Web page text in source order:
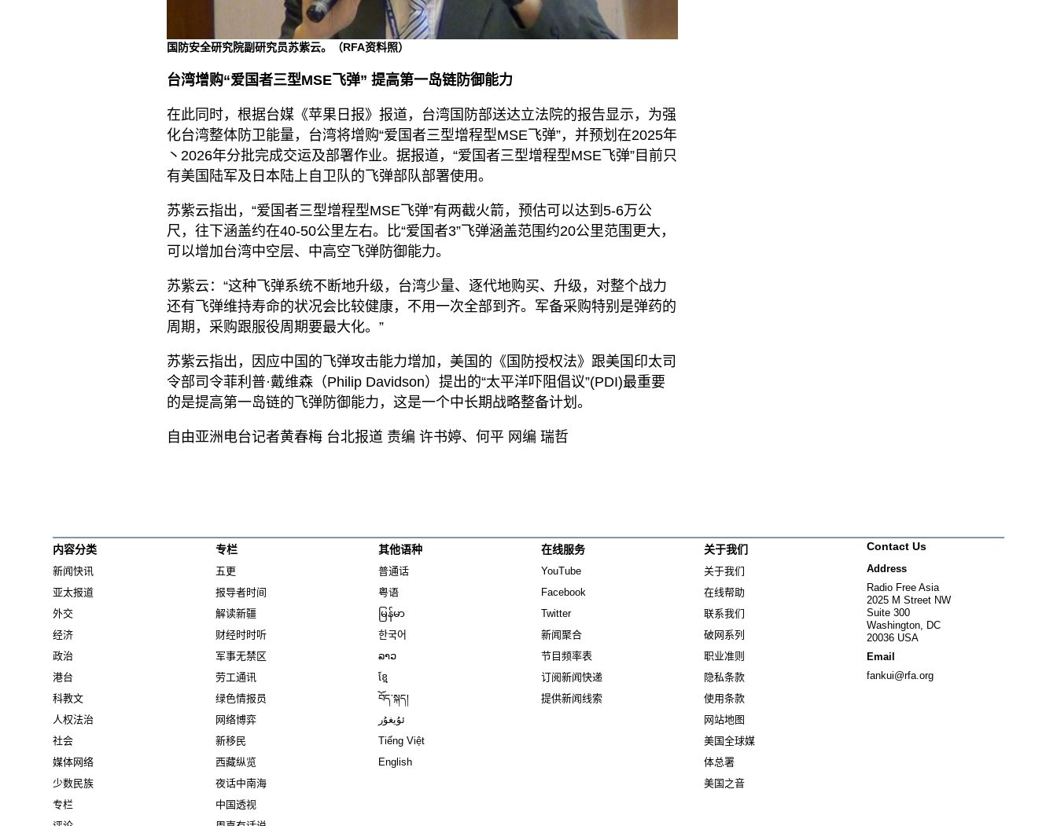
国防安全研究院副研究员苏紫云。（RFA资料照）
台湾增购“爱国者三型MSE飞弹” 提高第一岛链防御能力
在此同时，根据台媒《苹果日报》报道，台湾国防部送达立法院的报告显示，为强
化台湾整体防卫能量，台湾将增购“爱国者三型增程型MSE飞弹”，并预划在2025年
丶2026年分批完成交运及部署作业。据报道，“爱国者三型增程型MSE飞弹”目前只
有美国陆军及日本陆上自卫队的飞弹部队部署使用。
苏紫云指出，“爱国者三型增程型MSE飞弹”有两截火箭，预估可以达到5-6万公
尺，往下涵盖约在40-50公里左右。比“爱国者3”飞弹涵盖范围约20公里范围更大，
可以增加台湾中空层、中高空飞弹防御能力。
苏紫云：“这种飞弹系统不断地升级，台湾少量、逐代地购买、升级，对整个战力
还有飞弹维持寿命的状况会比较健康，不用一次全部到齐。军备采购特别是弹药的
周期，采购跟服役周期要最大化。”
苏紫云指出，因应中国的飞弹攻击能力增加，美国的《国防授权法》跟美国印太司
令部司令菲利普·戴维森（Philip Davidson）提出的“太平洋吓阻倡议”(PDI)最重要
的是提高第一岛链的飞弹防御能力，这是一个中长期战略整备计划。
自由亚洲电台记者黄春梅 台北报道 责编 许书婷、何平 网编 瑞哲
内容分类
新闻快讯
亚太报道
外交
经济
政治
港台
科教文
人权法治
社会
媒体网络
少数民族
专栏
专栏
五更
报导者时间
解读新疆
财经时时听
军事无禁区
劳工通讯
绿色情报员
网络博弈
新移民
西藏纵览
夜话中南海
中国透视
其他语种
普通话
粤语
မြန်မာ
한국어
ລາວ
ខ្មែ
བོད་སྐད།
ئۇيغۇر
Tiếng Việt
English
在线服务
YouTube
Facebook
Twitter
新闻聚合
节目频率表
订阅新闻快递
提供新闻线索
关于我们
关于我们
在线帮助
联系我们
破网系列
职业准则
隐私条款
使用条款
网站地图
美国全球媒
体总署
美国之音
Contact Us
Address
Radio Free Asia
2025 M Street NW
Suite 300
Washington, DC
20036 USA
Email
fankui@rfa.org